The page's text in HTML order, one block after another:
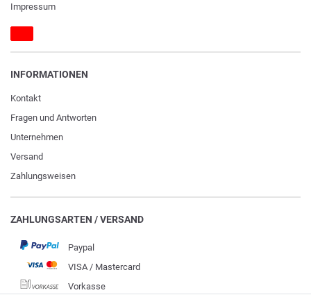
Impressum
INFORMATIONEN
Kontakt
Fragen und Antworten
Unternehmen
Versand
Zahlungsweisen
ZAHLUNGSARTEN / VERSAND
Paypal
VISA / Mastercard
Vorkasse